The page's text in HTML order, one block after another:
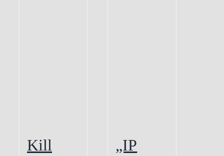
Kill
„IP